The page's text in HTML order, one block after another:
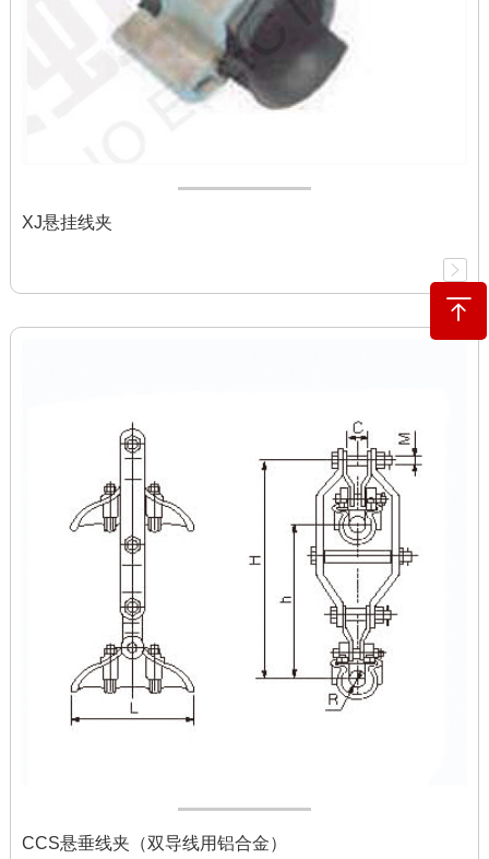
XJ悬挂线夹
CCS悬垂线夹（双导线用铝合金）